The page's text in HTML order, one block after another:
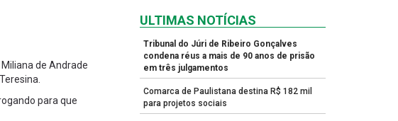
de Andrade
para que
ULTIMAS NOTÍCIAS
Tribunal do Júri de Ribeiro Gonçalves
condena réus a mais de 90 anos de prisão
em três julgamentos
Comarca de Paulistana destina R$ 182 mil
para projetos sociais